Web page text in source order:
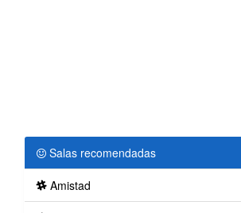
Salas recomendadas
Amistad